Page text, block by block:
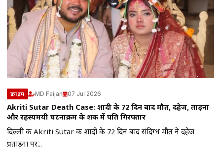
क्राइम MD Faijan 07 Jul 2026
Akriti Sutar Death Case: शादी के 72 दिन बाद मौत, दहेज, प्रताड़ना
और रहस्यमयी घटनाक्रम के शक में पति गिरफ्तार
दिल्ली की Akriti Sutar की शादी के 72 दिन बाद संदिग्ध मौत ने दहेज
प्रताड़ना पर...